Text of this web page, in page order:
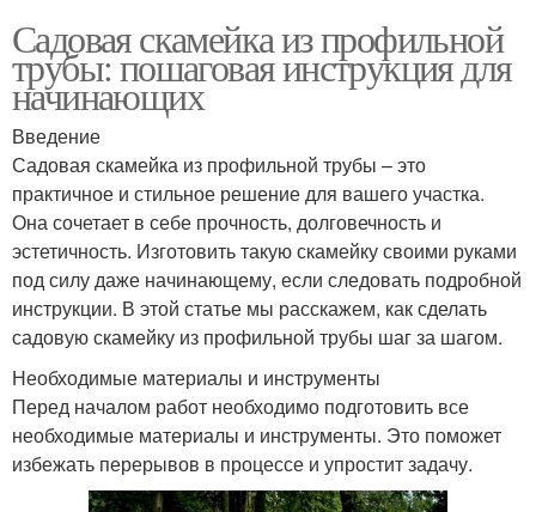
Садовая скамейка из профильной
трубы: пошаговая инструкция для
начинающих
Введение
Садовая скамейка из профильной трубы – это
практичное и стильное решение для вашего участка.
Она сочетает в себе прочность, долговечность и
эстетичность. Изготовить такую скамейку своими руками
под силу даже начинающему, если следовать подробной
инструкции. В этой статье мы расскажем, как сделать
садовую скамейку из профильной трубы шаг за шагом.
Необходимые материалы и инструменты
Перед началом работ необходимо подготовить все
необходимые материалы и инструменты. Это поможет
избежать перерывов в процессе и упростит задачу.